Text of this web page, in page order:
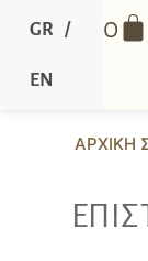
0
GR /
EN
ΑΡΧΙΚΉ